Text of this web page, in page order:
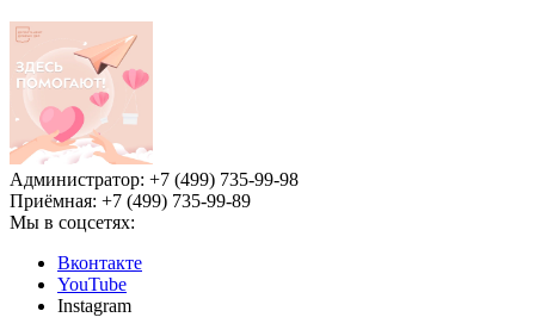
Администратор: +7 (499) 735-99-98
Приёмная: +7 (499) 735-99-89
Мы в соцсетях:
Вконтакте
YouTube
Instagram